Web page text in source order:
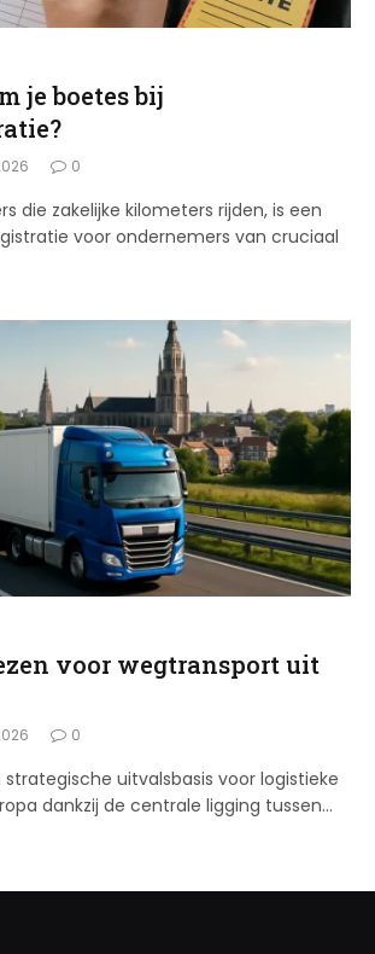
je boetes bij
0
die zakelijke kilometers rijden, is een
voor ondernemers van cruciaal
voor wegtransport uit
0
uitvalsbasis voor logistieke
dankzij de centrale ligging tussen…